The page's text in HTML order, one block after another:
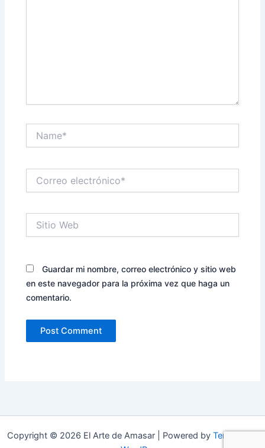
electrónico*
Web
Guardar mi nombre, correo electrónico y sitio web
en este navegador para la próxima vez que haga un
comentario.
Copyright © 2026 El Arte de Amasar | Powered by Tema Astra